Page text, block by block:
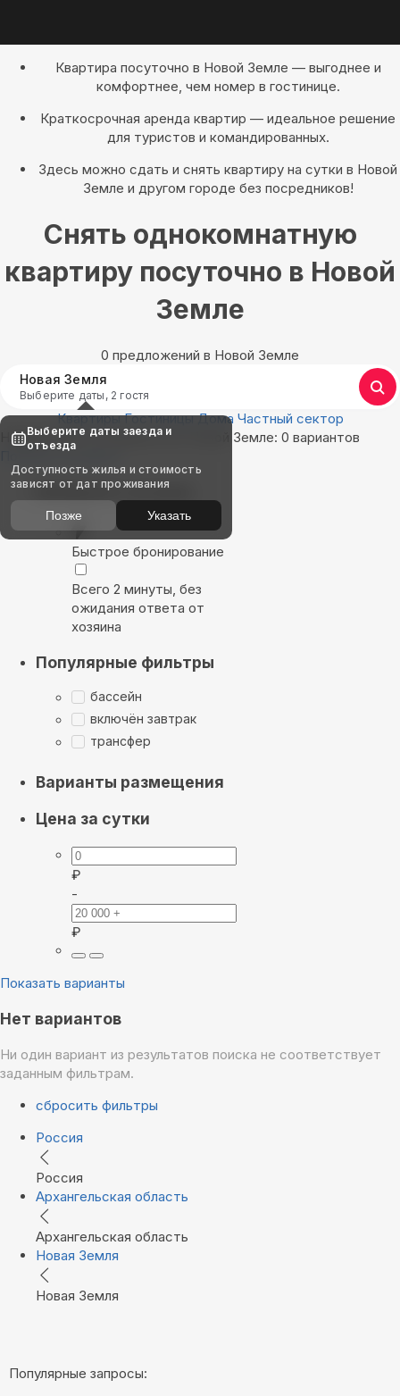
Квартира посуточно в Новой Земле — выгоднее и
комфортнее, чем номер в гостинице.
Краткосрочная аренда квартир — идеальное решение
для туристов и командированных.
Здесь можно сдать и снять квартиру на сутки в Новой
Земле и другом городе без посредников!
Снять однокомнатную
квартиру посуточно в Новой
Земле
0 предложений в Новой Земле
Новая Земля
Выберите даты, 2 гостя
Квартиры Гостиницы Дома Частный сектор
Найдём, где остановиться в Новой Земле: 0 вариантов
Показать на карте
Выбирайте лучшее
Быстрое бронирование
Всего 2 минуты, без
ожидания ответа от
хозяина
Популярные фильтры
бассейн
включён завтрак
трансфер
Варианты размещения
Цена за сутки
₽
-
₽
Показать варианты
Нет вариантов
Ни один вариант из результатов поиска не соответствует
заданным фильтрам.
сбросить фильтры
Россия
Россия
Архангельская область
Архангельская область
Новая Земля
Новая Земля
Популярные запросы:
Выберите даты заезда и
отъезда
Доступность жилья и стоимость
зависят от дат проживания
Позже Указать